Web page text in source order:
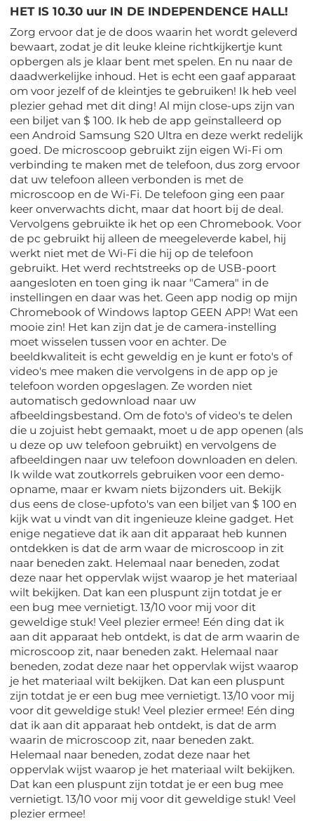
HET IS 10.30 uur IN DE INDEPENDENCE HALL!
Zorg ervoor dat je de doos waarin het wordt geleverd
bewaart, zodat je dit leuke kleine richtkijkertje kunt
opbergen als je klaar bent met spelen. En nu naar de
daadwerkelijke inhoud. Het is echt een gaaf apparaat
om voor jezelf of de kleintjes te gebruiken! Ik heb veel
plezier gehad met dit ding! Al mijn close-ups zijn van
een biljet van $ 100. Ik heb de app geïnstalleerd op
een Android Samsung S20 Ultra en deze werkt redelijk
goed. De microscoop gebruikt zijn eigen Wi-Fi om
verbinding te maken met de telefoon, dus zorg ervoor
dat uw telefoon alleen verbonden is met de
microscoop en de Wi-Fi. De telefoon ging een paar
keer onverwachts dicht, maar dat hoort bij de deal.
Vervolgens gebruikte ik het op een Chromebook. Voor
de pc gebruikt hij alleen de meegeleverde kabel, hij
werkt niet met de Wi-Fi die hij op de telefoon
gebruikt. Het werd rechtstreeks op de USB-poort
aangesloten en toen ging ik naar "Camera" in de
instellingen en daar was het. Geen app nodig op mijn
Chromebook of Windows laptop GEEN APP! Wat een
mooie zin! Het kan zijn dat je de camera-instelling
moet wisselen tussen voor en achter. De
beeldkwaliteit is echt geweldig en je kunt er foto's of
video's mee maken die vervolgens in de app op je
telefoon worden opgeslagen. Ze worden niet
automatisch gedownload naar uw
afbeeldingsbestand. Om de foto's of video's te delen
die u zojuist hebt gemaakt, moet u de app openen (als
u deze op uw telefoon gebruikt) en vervolgens de
afbeeldingen naar uw telefoon downloaden en delen.
Ik wilde wat zoutkorrels gebruiken voor een demo-
opname, maar er kwam niets bijzonders uit. Bekijk
dus eens de close-upfoto's van een biljet van $ 100 en
kijk wat u vindt van dit ingenieuze kleine gadget. Het
enige negatieve dat ik aan dit apparaat heb kunnen
ontdekken is dat de arm waar de microscoop in zit
naar beneden zakt. Helemaal naar beneden, zodat
deze naar het oppervlak wijst waarop je het materiaal
wilt bekijken. Dat kan een pluspunt zijn totdat je er
een bug mee vernietigt. 13/10 voor mij voor dit
geweldige stuk! Veel plezier ermee! Eén ding dat ik
aan dit apparaat heb ontdekt, is dat de arm waarin de
microscoop zit, naar beneden zakt. Helemaal naar
beneden, zodat deze naar het oppervlak wijst waarop
je het materiaal wilt bekijken. Dat kan een pluspunt
zijn totdat je er een bug mee vernietigt. 13/10 voor mij
voor dit geweldige stuk! Veel plezier ermee! Eén ding
dat ik aan dit apparaat heb ontdekt, is dat de arm
waarin de microscoop zit, naar beneden zakt.
Helemaal naar beneden, zodat deze naar het
oppervlak wijst waarop je het materiaal wilt bekijken.
Dat kan een pluspunt zijn totdat je er een bug mee
vernietigt. 13/10 voor mij voor dit geweldige stuk! Veel
plezier ermee!